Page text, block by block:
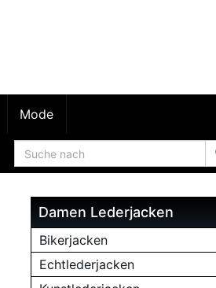
Mode
Damen Lederjacken
Bikerjacken
Echtlederjacken